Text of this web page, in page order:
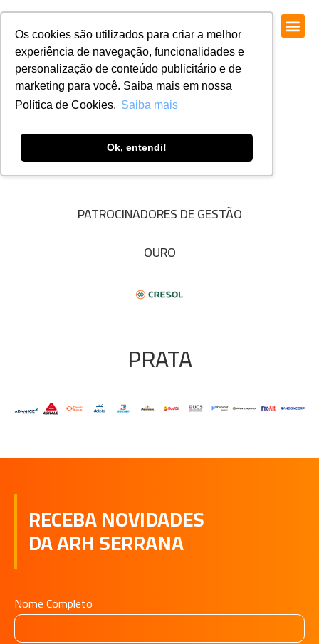
Os cookies são utilizados para criar a melhor
experiência de navegação, funcionalidades e
personalização de conteúdo publicitário e de
marketing para você. Saiba mais em nossa
Política de Cookies. Saiba mais
Ok, entendi!
PATROCINADORES DE GESTÃO
OURO
PRATA
RECEBA NOVIDADES
DA ARH SERRANA
Nome Completo